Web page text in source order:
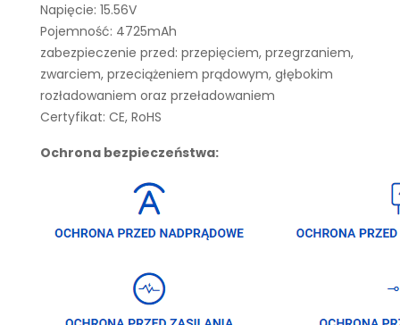
Napięcie: 15.56V
Pojemność: 4725mAh
zabezpieczenie przed: przepięciem, przegrzaniem,
zwarciem, przeciążeniem prądowym, głębokim
rozładowaniem oraz przeładowaniem
Certyfikat: CE, RoHS
Ochrona bezpieczeństwa: